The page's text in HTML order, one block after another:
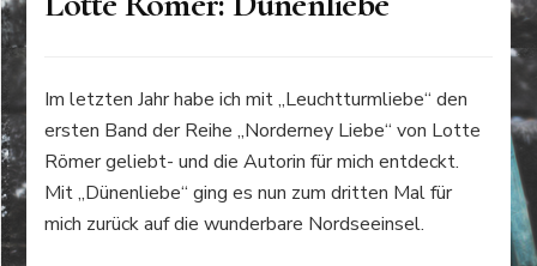
Im letzten Jahr habe ich mit „Leuchtturmliebe“ den
ersten Band der Reihe „Norderney Liebe“ von Lotte
Römer geliebt- und die Autorin für mich entdeckt.
Mit „Dünenliebe“ ging es nun zum dritten Mal für
mich zurück auf die wunderbare Nordseeinsel.